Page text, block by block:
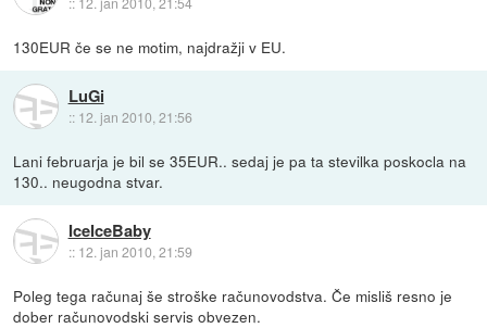
130EUR če se ne motim, najdražji v EU.
LuGi
:: 12. jan 2010, 21:56
Lani februarja je bil se 35EUR.. sedaj je pa ta stevilka poskocla na
130.. neugodna stvar.
IceIceBaby
:: 12. jan 2010, 21:59
Poleg tega računaj še stroške računovodstva. Če misliš resno je
dober računovodski servis obvezen.